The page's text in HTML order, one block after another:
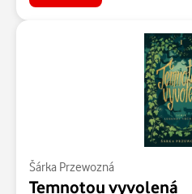
Šárka Przewozná
Temnotou vyvolená